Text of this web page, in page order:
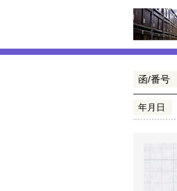
函/番号
年月日